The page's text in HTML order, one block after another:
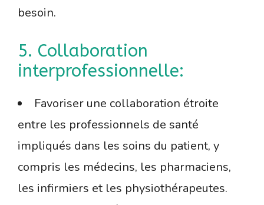
besoin.
5. Collaboration
interprofessionnelle:
Favoriser une collaboration étroite
entre les professionnels de santé
impliqués dans les soins du patient, y
compris les médecins, les pharmaciens,
les infirmiers et les physiothérapeutes.